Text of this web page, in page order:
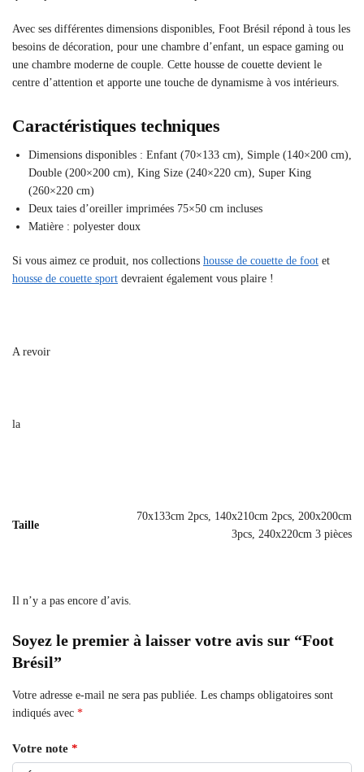
Avec ses différentes dimensions disponibles, Foot Brésil répond à tous les
besoins de décoration, pour une chambre d’enfant, un espace gaming ou
une chambre moderne de couple. Cette housse de couette devient le
centre d’attention et apporte une touche de dynamisme à vos intérieurs.
Caractéristiques techniques
Dimensions disponibles : Enfant (70×133 cm), Simple (140×200 cm),
Double (200×200 cm), King Size (240×220 cm), Super King
(260×220 cm)
Deux taies d’oreiller imprimées 75×50 cm incluses
Matière : polyester doux
Si vous aimez ce produit, nos collections housse de couette de foot et
housse de couette sport devraient également vous plaire !
A revoir
la
Taille
70x133cm 2pcs, 140x210cm 2pcs, 200x200cm
3pcs, 240x220cm 3 pièces
Il n’y a pas encore d’avis.
Soyez le premier à laisser votre avis sur “Foot
Brésil”
Votre adresse e-mail ne sera pas publiée. Les champs obligatoires sont
indiqués avec *
Votre note *